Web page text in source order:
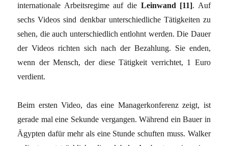
internationale Arbeitsregime auf die Leinwand [11]. Auf
sechs Videos sind denkbar unterschiedliche Tätigkeiten zu
sehen, die auch unterschiedlich entlohnt werden. Die Dauer
der Videos richten sich nach der Bezahlung. Sie enden,
wenn der Mensch, der diese Tätigkeit verrichtet, 1 Euro
verdient.
Beim ersten Video, das eine Managerkonferenz zeigt, ist
gerade mal eine Sekunde vergangen. Während ein Bauer in
Ägypten dafür mehr als eine Stunde schuften muss. Walker